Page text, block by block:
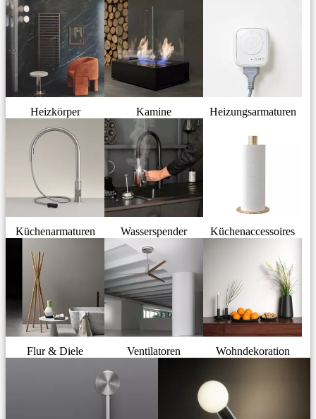
Heizkörper Kamine Heizungsarmaturen
Küchenarmaturen Wasserspender Küchenaccessoires
Flur & Diele Ventilatoren Wohndekoration